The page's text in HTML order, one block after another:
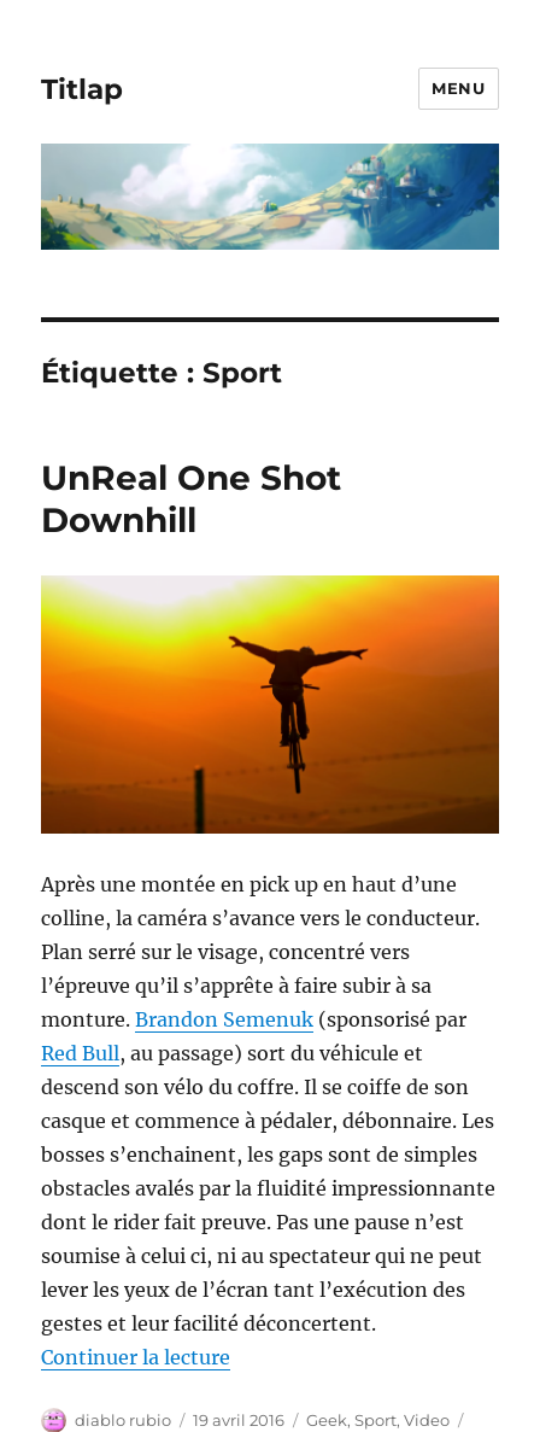
Titlap MENU
Étiquette :Sport
UnReal One Shot
Downhill
Après une montée en pick up en haut d’une
colline, la caméra s’avance vers le conducteur.
Plan serré sur le visage, concentré vers
l’épreuve qu’il s’apprête à faire subir à sa
monture.Brandon Semenuk (sponsorisé par
Red Bull, au passage) sort du véhicule et
descend son vélo du coffre. Il se coiffe de son
casque et commence à pédaler, débonnaire. Les
bosses s’enchainent, les gaps sont de simples
obstacles avalés par la fluidité impressionnante
dont le rider fait preuve. Pas une pause n’est
soumise à celui ci, ni au spectateur qui ne peut
lever les yeux de l’écran tant l’exécution des
gestes et leur facilité déconcertent.
Continuer la lecture
Auteur
diablo rubio
Publié
19 avril 2016 Catégories
Geek,Sport,Video